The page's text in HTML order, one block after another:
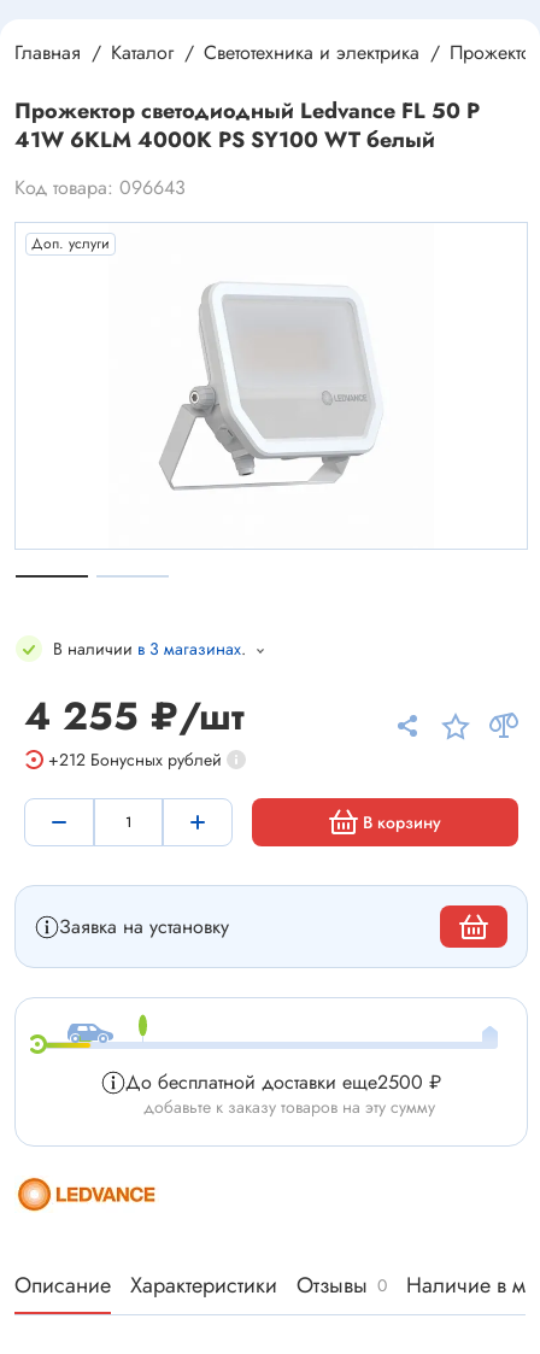
Главная Каталог Светотехника и электрика
Прожектор светодиодный Ledvance FL 50 P
41W 6KLM 4000К PS SY100 WT белый
Код товара: 096643
Доп. услуги
В наличии в 3 магазинах.
4 255 ₽/шт
+212 Бонусных рублей
В корзину
Заявка на установку
До бесплатной доставки еще2500 ₽
добавьте к заказу товаров на эту сумму
Описание Характеристики Отзывы 0 Наличие в